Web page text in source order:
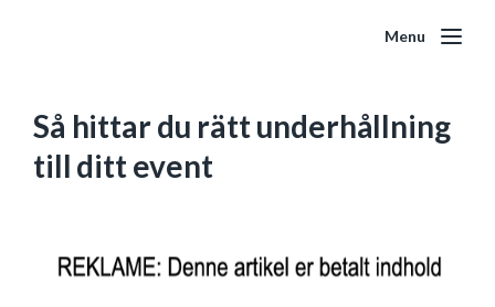
Menu
Så hittar du rätt underhållning
till ditt event